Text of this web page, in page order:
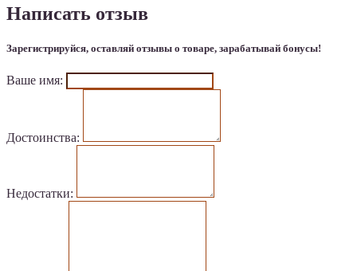
Написать отзыв
Зарегистрируйся, оставляй отзывы о товаре, зарабатывай бонусы!
Ваше имя:
Достоинства:
Недостатки: